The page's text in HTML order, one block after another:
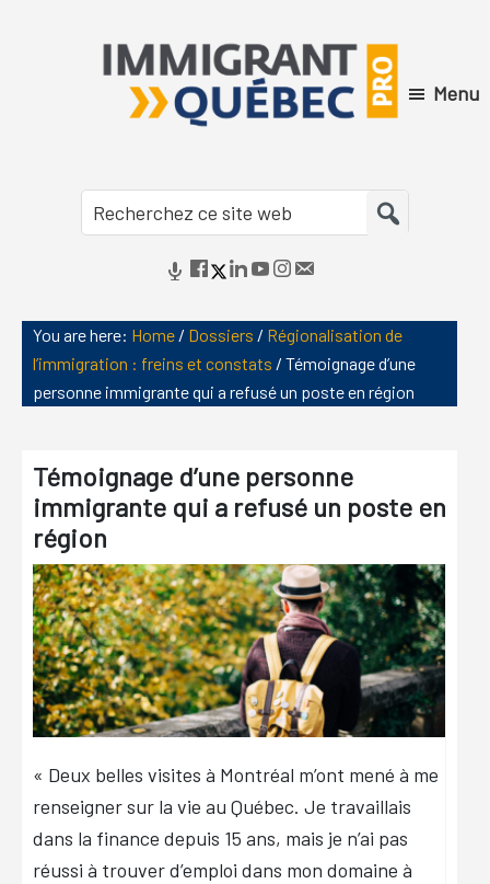
Québec
ProRecherchez
ce
Menu
You are here: Home / Dossiers / Régionalisation de
l’immigration : freins et constats / Témoignage d’une
personne immigrante qui a refusé un poste en région
Témoignage d’une personne
immigrante qui a refusé un poste en
région
« Deux belles visites à Montréal m’ont mené à me
renseigner sur la vie au Québec. Je travaillais
dans la finance depuis 15 ans, mais je n’ai pas
réussi à trouver d’emploi dans mon domaine à